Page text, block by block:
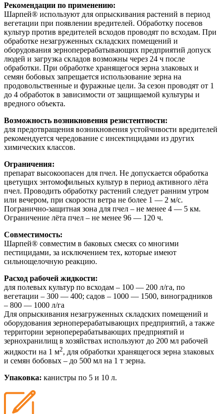
Рекомендации по применению:
Шарпей® используют для опрыскивания растений в период
вегетации при появлении вредителей. Обработку посевов
культур против вредителей всходов проводят по всходам. При
обработке незагруженных складских помещений и
оборудования зерноперерабатывающих предприятий допуск
людей и загрузка складов возможны через 24 ч после
обработки. При обработке хранящегося зерна злаковых и
семян бобовых запрещается использование зерна на
продовольственные и фуражные цели. За сезон проводят от 1
до 4 обработок в зависимости от защищаемой культуры и
вредного объекта.
Возможность возникновения резистентности:
для предотвращения возникновения устойчивости вредителей
рекомендуется чередование с инсектицидами из других
химических классов.
Ограничения:
препарат высокоопасен для пчел. Не допускается обработка
цветущих энтомофильных культур в период активного лёта
пчел. Проводить обработку растений следует ранним утром
или вечером, при скорости ветра не более 1 — 2 м/с.
Погранично-защитная зона для пчел – не менее 4 — 5 км.
Ограничение лёта пчел – не менее 96 — 120 ч.
Совместимость:
Шарпей® совместим в баковых смесях со многими
пестицидами, за исключением тех, которые имеют
сильнощелочную реакцию.
Расход рабочей жидкости:
для полевых культур по всходам – 100 — 200 л/га, по
вегетации – 300 — 400; садов – 1000 — 1500, виноградников
– 800 — 1000 л/га
Для опрыскивания незагруженных складских помещений и
оборудования зерноперерабатывающих предприятий, а также
территории зерноперерабатывающих предприятий и
зернохранилищ в хозяйствах используют до 200 мл рабочей
жидкости на 1 м2, для обработки хранящегося зерна злаковых
и семян бобовых – до 500 мл на 1 т зерна.
Упаковка: канистры по 5 и 10 л.